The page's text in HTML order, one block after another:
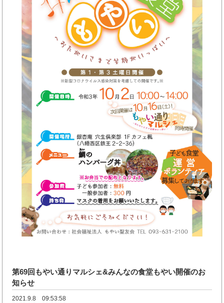
第69回もやい通りマルシェ&みんなの食堂もやい開催のお
知らせ
2021.9.8 09:53:58